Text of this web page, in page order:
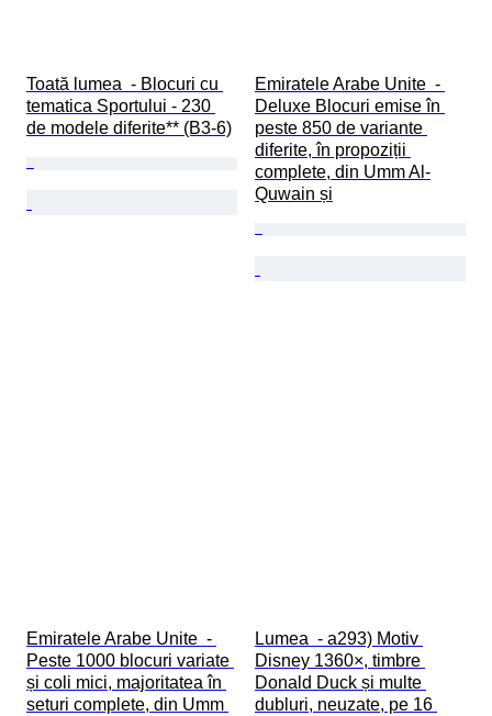
Toată lumea  - Blocuri cu
tematica Sportului - 230
de modele diferite** (B3-6)
Emiratele Arabe Unite  -
Deluxe Blocuri emise în
peste 850 de variante
diferite, în propoziții
complete, din Umm Al-
Quwain și
Emiratele Arabe Unite  -
Peste 1000 blocuri variate
și coli mici, majoritatea în
seturi complete, din Umm
Lumea  - a293) Motiv
Disney 1360×, timbre
Donald Duck și multe
dubluri, neuzate, pe 16